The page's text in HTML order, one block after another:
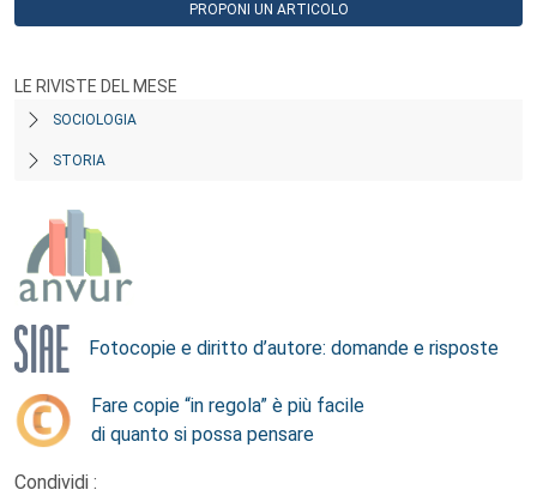
PROPONI UN ARTICOLO
LE RIVISTE DEL MESE
SOCIOLOGIA
STORIA
Fotocopie e diritto d’autore: domande e risposte
Fare copie “in regola” è più facile
di quanto si possa pensare
Condividi :